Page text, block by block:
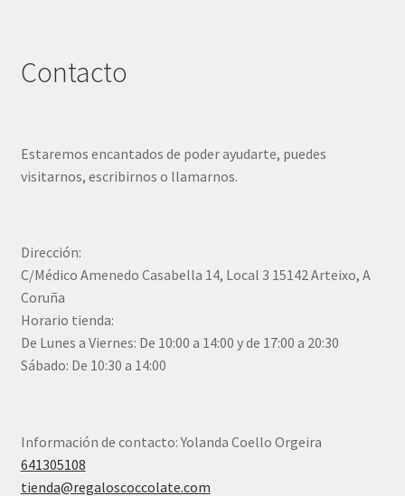
Contacto
Estaremos encantados de poder ayudarte, puedes
visitarnos, escribirnos o llamarnos.
Dirección:
C/Médico Amenedo Casabella 14, Local 3 15142 Arteixo, A
Coruña
Horario tienda:
De Lunes a Viernes: De 10:00 a 14:00 y de 17:00 a 20:30
Sábado: De 10:30 a 14:00
Información de contacto: Yolanda Coello Orgeira
641305108
tienda@regaloscoccolate.com